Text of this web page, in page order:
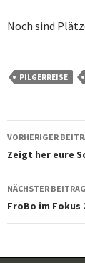
Noch sind
PILGERREISE
VORHERIGER
Zeigt her eure
NÄCHSTER BEITRAG
FroBo im Fokus